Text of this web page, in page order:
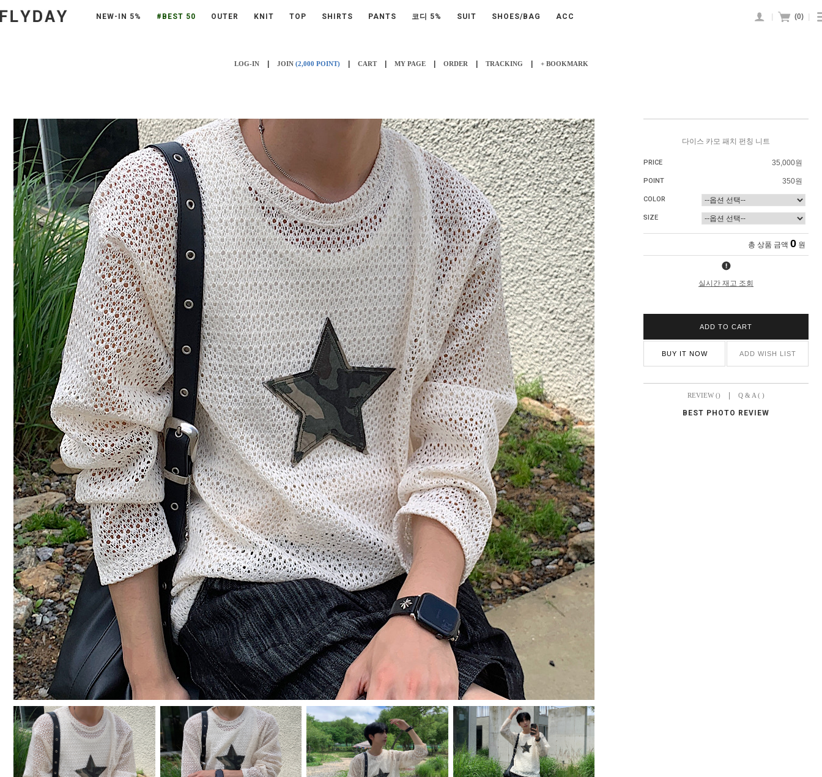
NEW-IN 5% #BEST 50 OUTER KNIT TOP SHIRTS PANTS 코디 5% SUIT SHOES/BAG ACC | (0) |
LOG-IN JOIN(2,000 POINT) CART MY PAGE ORDER TRACKING + BOOKMARK
다이스 카모 패치 펀칭 니트
PRICE 35,000원
POINT 350원
COLOR
SIZE
총 상품 금액 0 원
실시간 재고 조회
ADD TO CART
BUY IT NOW ADD WISH LIST
REVIEW () Q & A ( )
BEST PHOTO REVIEW